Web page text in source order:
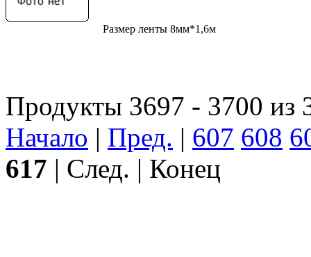
Размер ленты 8мм*1,6м
Продукты 3697 - 3700 из
Начало | Пред. | 607 608
617 | След. | Конец